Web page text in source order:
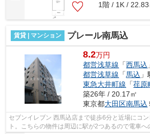
1階 / 1K / 22.83
賃貸 | マンション プレール南馬込
8.2万円
都営浅草線 「西馬込
都営浅草線 「馬込
東急大井町線 「荏原
築26年 / 20.17㎡
東京都大田区南馬込
セブンイレブン 西馬込店まで徒歩6分と近場にコ
ト。こちらの物件は周辺に駅が2つあるので電車